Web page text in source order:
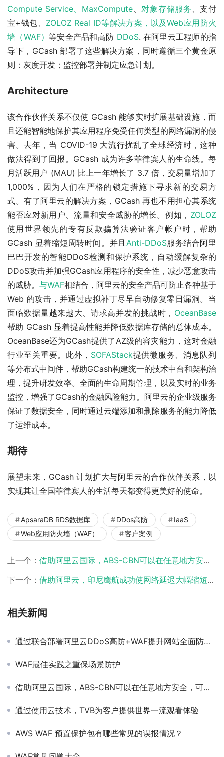
Compute Service、 MaxCompute、对象存储服务 、支付
宝+钱包、 ZOLOZ Real ID等解决方案，以及Web应用防火
墙（WAF）等安全产品和高防 DDoS. 在阿里云工程师的指
导下，GCash 部署了这些解决方案，同时遵循三个黄金原
则：灰度开发；监控部署并制定应急计划。
Architecture
该合作伙伴关系不仅使 GCash 能够实时扩展基础设施，而
且还能智能地保护其应用程序免受任何类型的网络漏洞的侵
害。去年，当 COVID-19 大流行扰乱了全球经济时，这种
做法得到了回报。GCash 成为许多菲律宾人的生命线。每
月活跃用户 (MAU) 比上一年增长了 3.7 倍，交易量增加了
1,000%，因为人们在严格的锁定措施下寻求新的交易方
式。有了阿里云的解决方案，GCash 再也不用担心其系统
能否应对新用户、流量和安全威胁的增长。例如， ZOLOZ
使用世界领先的专有反欺骗算法验证客户帐户时，帮助
GCash 显着缩短周转时间。并且 Anti-DDoS服务结合阿里
巴巴开发的智能DDoS检测和保护系统，自动缓解复杂的
DDoS攻击并加强GCash应用程序的安全性，减少恶意攻击
的威胁。 与WAF相结合，阿里云的安全产品可防止各种基于
Web 的攻击，并通过虚拟补丁尽早自动修复零日漏洞。当
面临数据量越来越大、请求高并发的挑战时， OceanBase
帮助 GCash 显着提高性能并降低数据库存储的总体成本。
OceanBase还为GCash提供了AZ级的容灾能力，这对金融
行业至关重要。此外， SOFAStack提供微服务、消息队列
等分布式中间件，帮助GCash构建统一的技术中台和架构治
理，提升研发效率。全面的生命周期管理，以及实时的业务
监控，增强了GCash的金融风险能力。阿里云的企业级服务
保证了数据安全，同时通过云端添加和删除服务的能力降低
了运维成本。
期待
展望未来，GCash 计划扩大与阿里云的合作伙伴关系，以
实现其让全国菲律宾人的生活每天都变得更美好的使命。
ApsaraDB RDS数据库 DDos高防
IaaS
Web应用防火墙（WAF）
客户案例
上一个： 借助阿里云国际，ABS-CBN可以在任意地方安全，可靠的制作内容
下一个： 借助阿里云，印尼鹰航成功使网络延迟大幅缩短。通过此次合作，印尼鹰航在 2 周内成功地将超过 85 个虚拟机和 3 个数据库迁移到阿里云，并且最大限度地减少了业务中断。
相关新闻
通过联合部署阿里云DDoS高防+WAF提升网站全面防护能力
WAF最佳实践之重保场景防护
借助阿里云国际，ABS-CBN可以在任意地方安全，可靠的制作内容
通过使用云技术，TVB为客户提供世界一流观看体验
AWS WAF 预置保护包有哪些常见的误报情况？